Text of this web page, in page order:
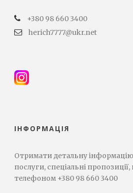
+380 98 660 3400
herich7777@ukr.net
ІНФОРМАЦІЯ
Отримати детальну
послуги, спеціальні
телефоном +380 98 660 3400